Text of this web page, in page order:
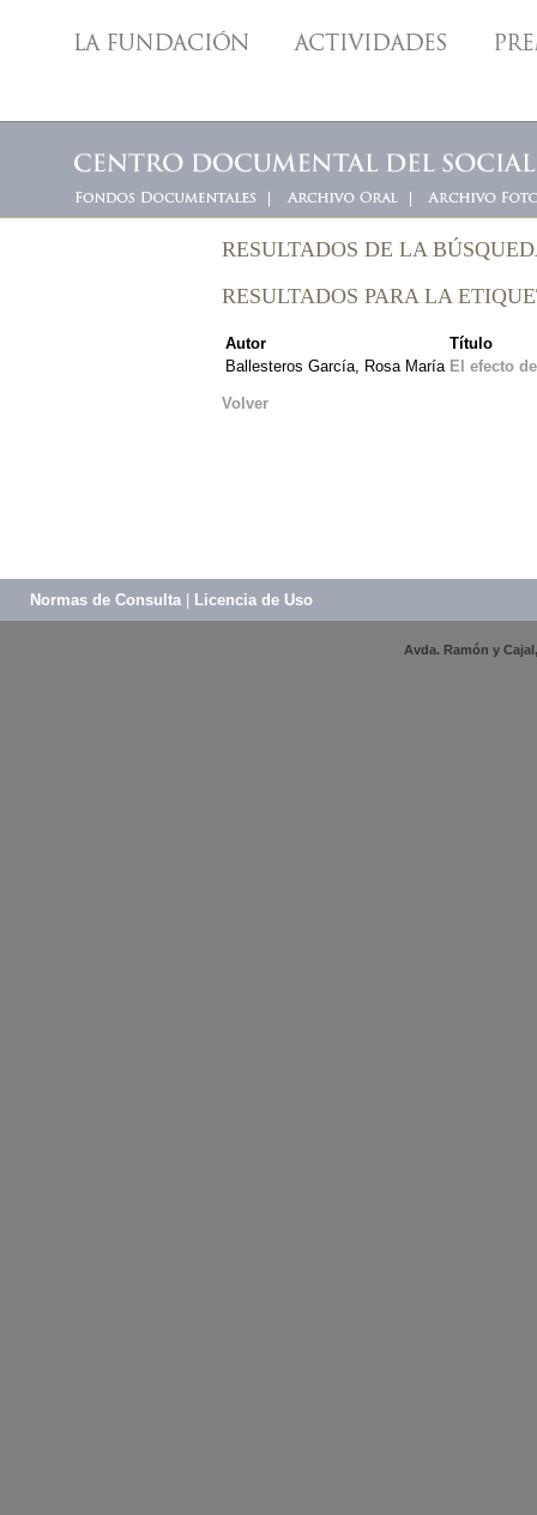
RESULTADOS DE LA
RESULTADOS PARA LA
Autor
Título
Ballesteros García, Rosa María El efecto
Volver
Normas de Consulta Licencia de Uso
Avda. Ramón y